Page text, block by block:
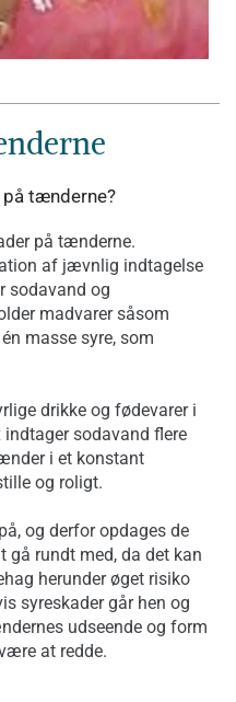
tænderne?
på tænderne.
af jævnlig indtagelse
sodavand og
madvarer såsom
masse syre, som
drikke og fødevarer i
sodavand flere
i et konstant
og roligt.
og derfor opdages de
gå rundt med, da det kan
herunder øget risiko
syreskader går hen og
udseende og form
at redde.